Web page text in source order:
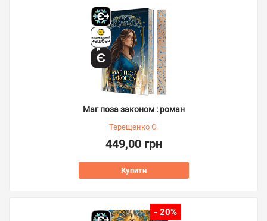
Маг поза законом : роман
Терещенко О.
449,00 грн
Купити
- 20%